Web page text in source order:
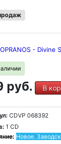
в
все записи
до Брамса и
а также все
Все
специального
книгой
- Divine
руб. В
CDVP 068392
1 CD
Новое.